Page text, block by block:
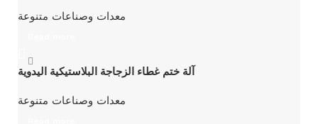
معدات وصناعات متنوعة
آلة ختم غطاء الزجاجة البلاستيكية اليدوية
معدات وصناعات متنوعة